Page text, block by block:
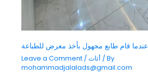
عندما قام طابع مجهول بأخذ معرض للطباعة
Leave a Comment / أثاث / By
mohammadjalalads@gmail.com